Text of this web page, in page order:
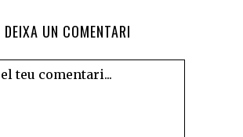
DEIXA UN COMENTARI